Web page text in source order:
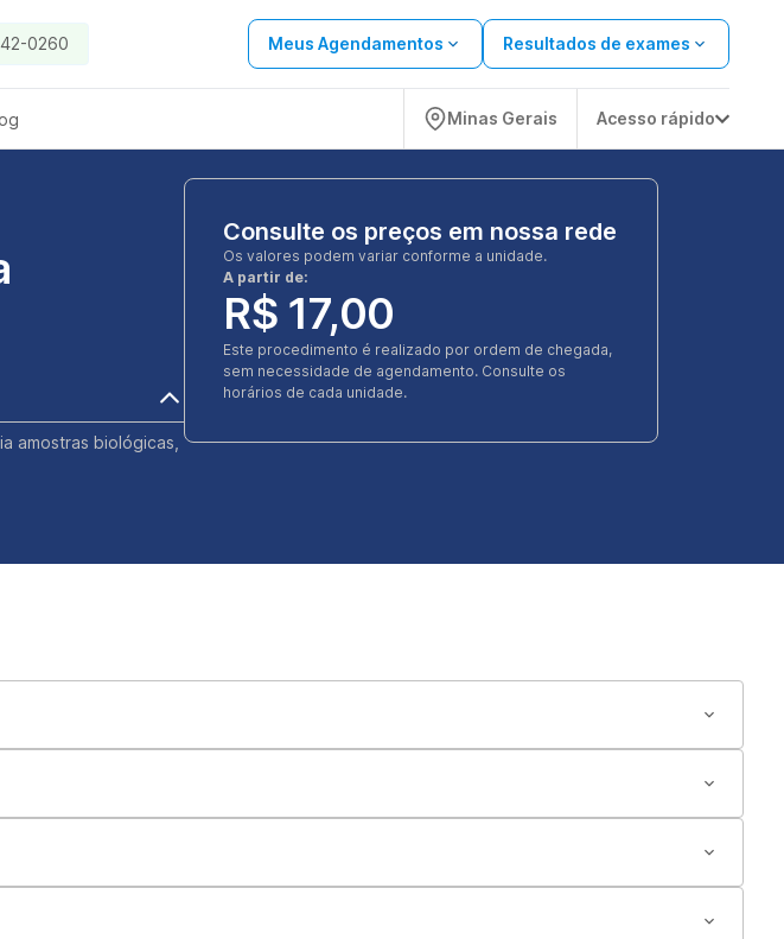
0260 Meus Agendamentos Resultados de exames
Minas Gerais Acesso rápido
amostras biológicas,
Consulte os preços em nossa rede
Os valores podem variar conforme a unidade.
A partir de:
R$ 17,00
Este procedimento é realizado por ordem de chegada,
sem necessidade de agendamento. Consulte os
horários de cada unidade.